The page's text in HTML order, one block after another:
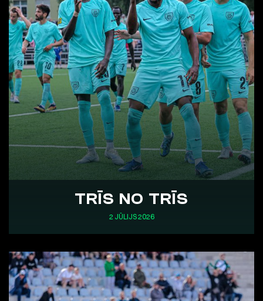
TRĪS NO TRĪS
2 JŪLIJS 2026